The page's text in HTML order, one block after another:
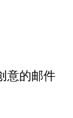
意的邮件